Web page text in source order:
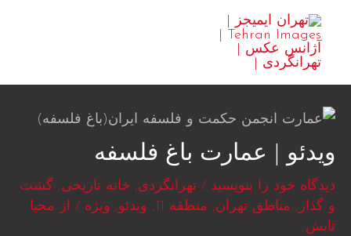
محتوا
ویدئو | عمارت باغ فلسفه
دیدگاه‌ خود را بنویسید / تهرانگردی, خانه تاریخی, گشت
و گذار , مناطق تهران, منطقه 11 , ویدئو, ویژه / از
محیا
تابش